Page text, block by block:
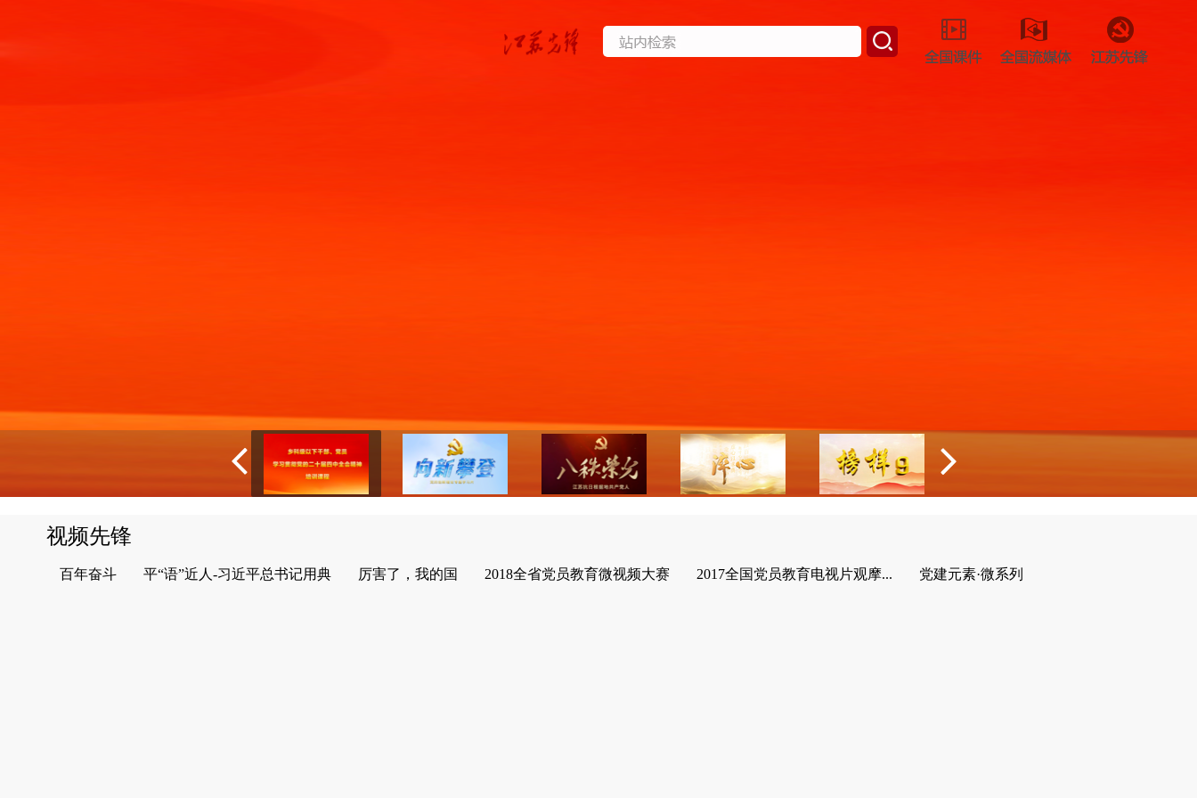
视频先锋
百年奋斗 平“语”近人-习近平总书记用典 厉害了，我的国 2018全省党员教育微视频大赛 2017全国党员教育电视片观摩... 党建元素·微系列